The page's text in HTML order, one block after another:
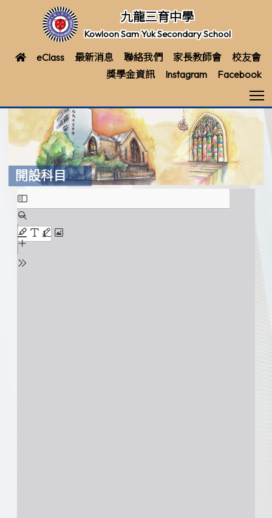
九龍三育中學
Kowloon Sam Yuk Secondary School
eClass 最新消息 聯絡我們 家長教師會
校友會
獎學金資訊
Instagram Facebook
開設科目